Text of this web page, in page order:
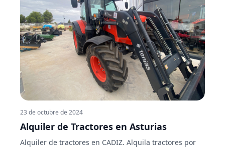
23 de octubre de 2024
Alquiler de Tractores en Asturias
Alquiler de tractores en CADIZ. Alquila tractores por